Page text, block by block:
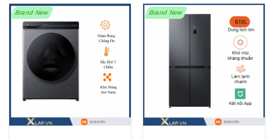
Brand New Brand New